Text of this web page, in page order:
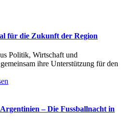
für die Zukunft der Region
Politik, Wirtschaft und
ihre Unterstützung für den
– Die Fussballnacht in